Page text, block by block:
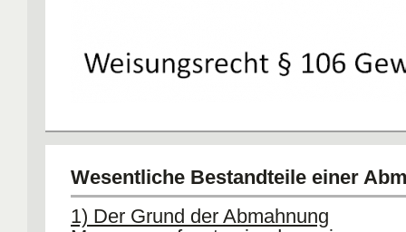
Wesentliche Bestandteile einer
1) Der Grund der Abmahnung